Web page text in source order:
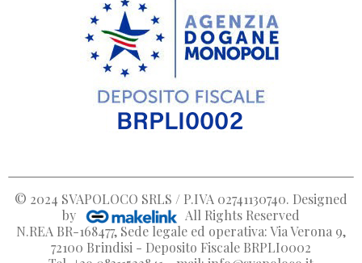
© 2024 SVAPOLOCO SRLS / P.IVA 02741130740. Designed
by
All Rights Reserved
N.REA BR-168477, Sede legale ed operativa: Via Verona 9,
72100 Brindisi - Deposito Fiscale BRPLI0002